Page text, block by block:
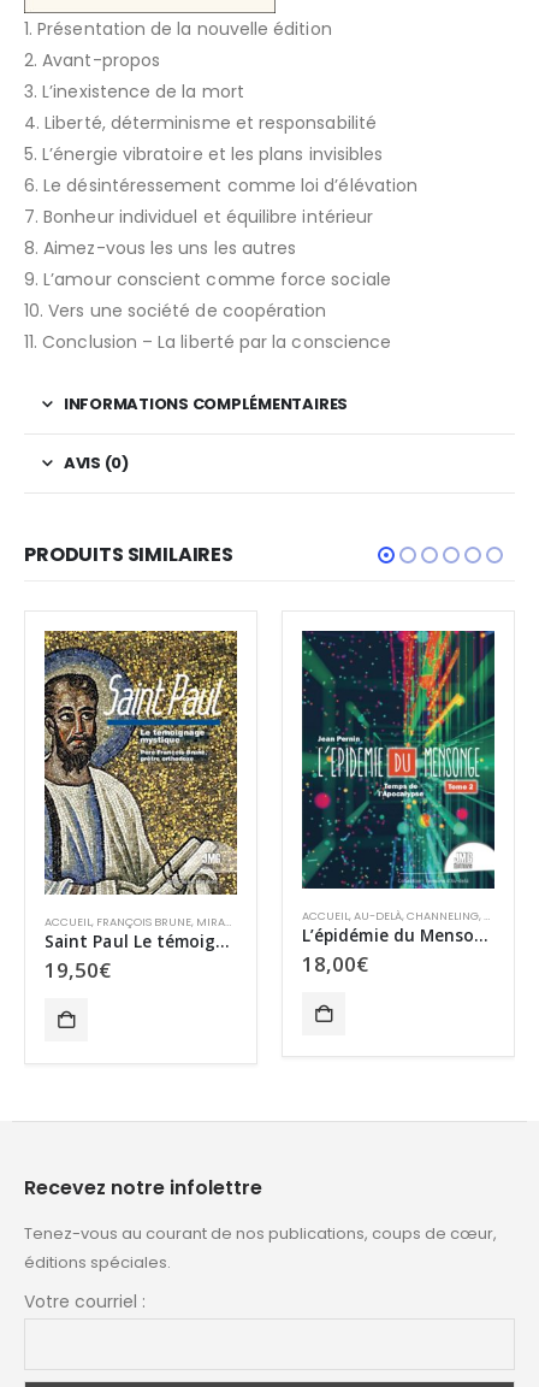
1. Présentation de la nouvelle édition
2. Avant-propos
3. L’inexistence de la mort
4. Liberté, déterminisme et responsabilité
5. L’énergie vibratoire et les plans invisibles
6. Le désintéressement comme loi d’élévation
7. Bonheur individuel et équilibre intérieur
8. Aimez-vous les uns les autres
9. L’amour conscient comme force sociale
10. Vers une société de coopération
11. Conclusion – La liberté par la conscience
INFORMATIONS COMPLÉMENTAIRES
AVIS (0)
PRODUITS SIMILAIRES
ACCUEIL,FRANÇOIS BRUNE ,MIRACLES ET SPIRITUALITÉ SPIRITUALITÉ
Saint Paul Le témoignage mystique
19,50€
ACCUEIL,AU-DELÀ,CHANNELING,SURVIE ET
L’épidémie du Mensonge – Tome II – Temps de l’Apocalypse
18,00€
Recevez notre infolettre
Tenez-vous au courant de nos publications, coups de cœur,
éditions spéciales.
Votre courriel :